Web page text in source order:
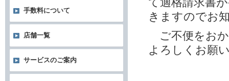
きますのでお
ご不便をお
よろしくお願
手数料について
店舗一覧
サービスのご案内